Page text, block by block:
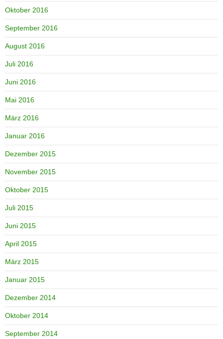
Oktober 2016
September 2016
August 2016
Juli 2016
Juni 2016
Mai 2016
März 2016
Januar 2016
Dezember 2015
November 2015
Oktober 2015
Juli 2015
Juni 2015
April 2015
März 2015
Januar 2015
Dezember 2014
Oktober 2014
September 2014